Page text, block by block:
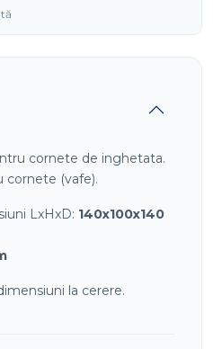
cornete de inghetata.
cornete (vafe).
LxHxD: 140x100x140
la cerere.